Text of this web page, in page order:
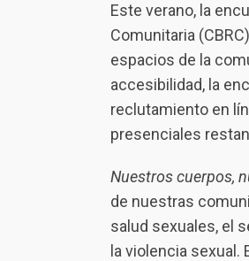
Este verano, la
Comunitaria
espacios de la
accesibilidad, la
reclutamiento en
presenciales
Nuestros cuerpos,
de nuestras
salud sexuales, el
la violencia